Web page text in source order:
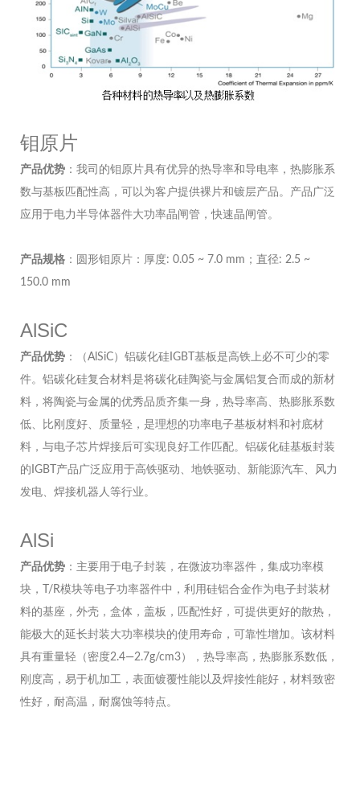
钼原片
产品优势 ：我司的钼原片具有优异的热导率和导电率，热膨胀系
数与基板匹配性高，可以为客户提供裸片和镀层产品。产品广泛
应用于电力半导体器件大功率晶闸管，快速晶闸管。
产品规格 ：圆形钼原片：厚度: 0.05 ~ 7.0 mm；直径: 2.5 ~
150.0 mm
AlSiC
产品优势 ：（AlSiC）铝碳化硅IGBT基板是高铁上必不可少的零
件。铝碳化硅复合材料是将碳化硅陶瓷与金属铝复合而成的新材
料，将陶瓷与金属的优秀品质齐集一身，热导率高、热膨胀系数
低、比刚度好、质量轻，是理想的功率电子基板材料和衬底材
料，与电子芯片焊接后可实现良好工作匹配。铝碳化硅基板封装
的IGBT产品广泛应用于高铁驱动、地铁驱动、新能源汽车、风力
发电、焊接机器人等行业。
AlSi
产品优势 ：主要用于电子封装，在微波功率器件，集成功率模
块，T/R模块等电子功率器件中，利用硅铝合金作为电子封装材
料的基座，外壳，盒体，盖板，匹配性好，可提供更好的散热，
能极大的延长封装大功率模块的使用寿命，可靠性增加。该材料
具有重量轻（密度2.4—2.7g/cm3），热导率高，热膨胀系数低，
刚度高，易于机加工，表面镀覆性能以及焊接性能好，材料致密
性好，耐高温，耐腐蚀等特点。